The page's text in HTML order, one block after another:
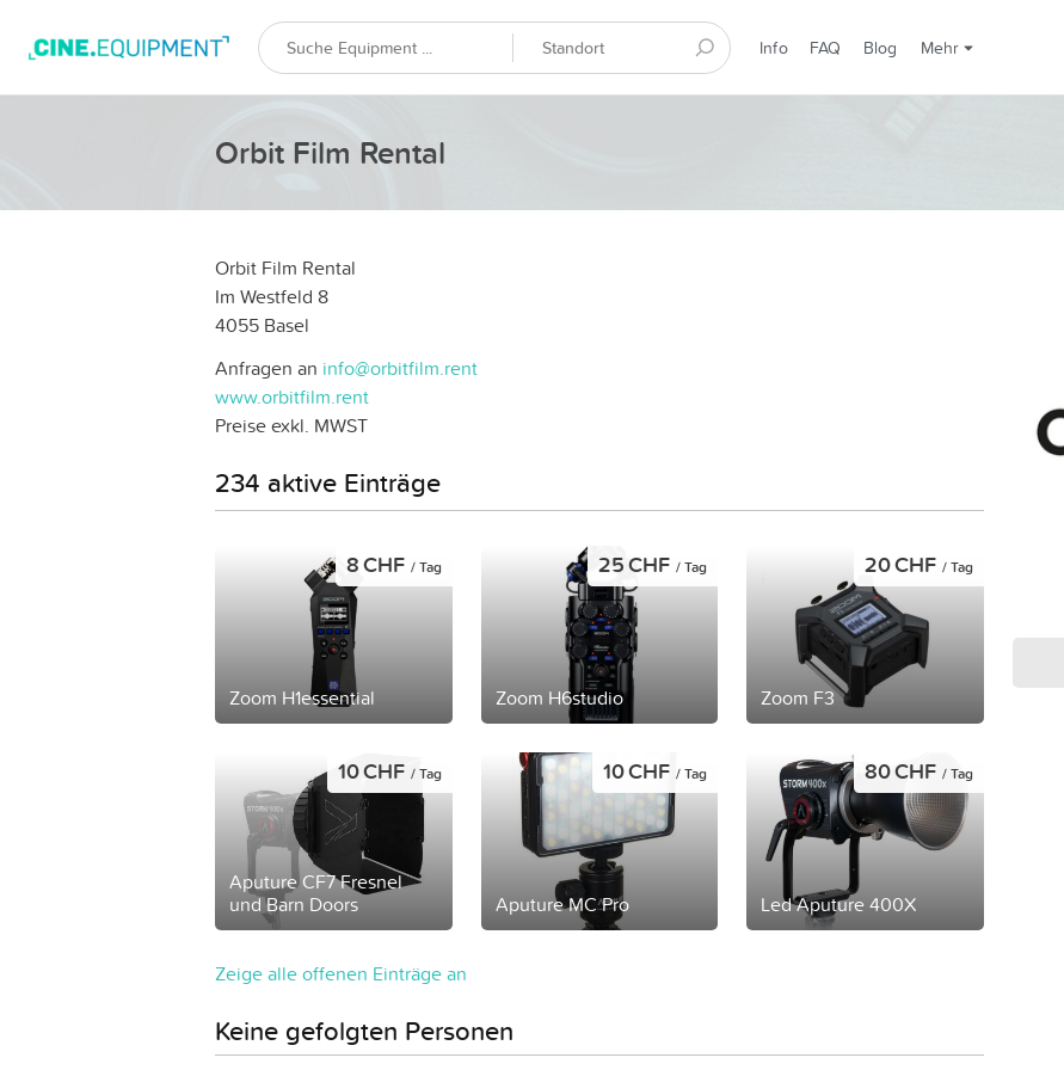
Info FAQ Blog Mehr
Orbit Film Rental
Orbit Film Rental
Im Westfeld 8
4055 Basel
Anfragen an info@orbitfilm.rent
www.orbitfilm.rent
Preise exkl. MWST
234 aktive Einträge
Zoom H1essential
8 CHF / Tag
Zoom H6studio
25 CHF/ Tag
Zoom F3
20 CHF / Tag
Aputure CF7 Fresnel
und Barn Doors
10 CHF / Tag
Aputure MC Pro
10 CHF/ Tag
Led Aputure 400X
80 CHF / Tag
Zeige alle offenen Einträge an
Keine gefolgten Personen